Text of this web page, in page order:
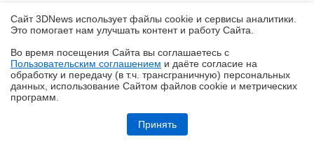
Ryzen и DDR5-6000 на чипах Samsung — G.Skill даёт добро
Сайт 3DNews использует файлы cookie и сервисы аналитики.
Это помогает нам улучшать контент и работу Cайта.
Во время посещения Cайта вы соглашаетесь с
Пользовательским соглашением и даёте согласие на
обработку и передачу (в т.ч. трансграничную) персональных
данных, использование Cайтом файлов cookie и метрических
программ.
Принять